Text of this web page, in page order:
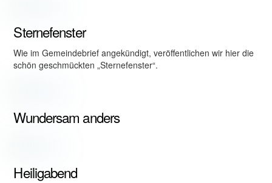
Sternefenster
Wie im Gemeindebrief angekündigt, veröffentlichen wir hier die
schön geschmückten „Sternefenster“.
Wundersam anders
Heiligabend